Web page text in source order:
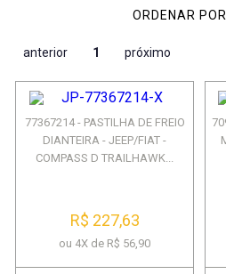
ORDENAR
anterior 1 próximo
77367214 - PASTILHA DE FREIO
DIANTEIRA - JEEP/FIAT -
COMPASS D TRAILHAWK...
R$ 227,63
ou 4X de R$ 56,90